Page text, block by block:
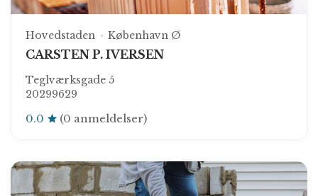
Hovedstaden København Ø
CARSTEN P. IVERSEN
Teglværksgade 5
20299629
0.0 (0 anmeldelser)